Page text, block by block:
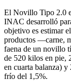
El Novillo Tipo 2.0
INAC desarrolló
objetivo es estimar
productos —carne,
faena de un novillo
de 520 kilos en pie,
en cuarta balanza)
frío del 1,5%.